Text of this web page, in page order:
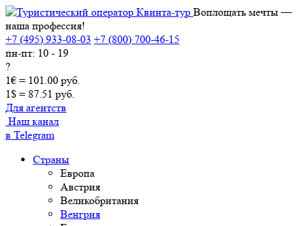
Воплощать мечты —
наша профессия!
+7 (495) 933-08-03 +7 (800) 700-46-15
пн-пт: 10 - 19
?
1€ = 101.00 руб.
1$ = 87.51 руб.
Для агентств
Наш канал
в Telegram
Страны
Европа
Австрия
Великобритания
Венгрия